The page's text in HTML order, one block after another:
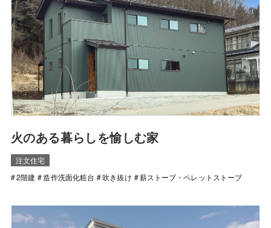
火のある暮らしを愉しむ家
注文住宅
2階建
造作洗面化粧台 吹き抜け 薪ストーブ・ペレットストーブ